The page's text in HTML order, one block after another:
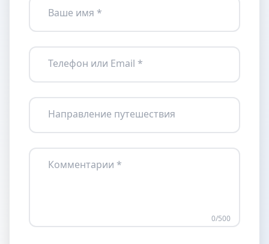
Ваше имя *
Телефон или Email *
Направление путешествия
Комментарии *
0/500